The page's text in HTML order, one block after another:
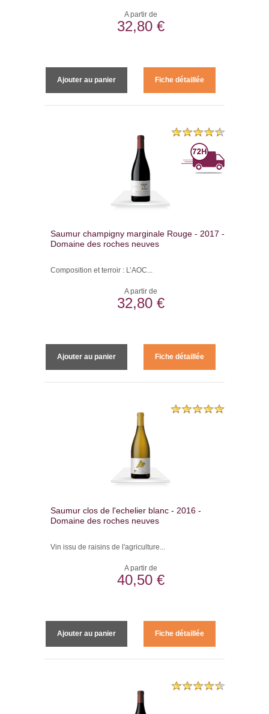
A partir de
32,80 €
Ajouter au panier Fiche détaillée
Saumur champigny marginale Rouge - 2017 -
Domaine des roches neuves
Composition et terroir : L’AOC...
A partir de
32,80 €
Ajouter au panier Fiche détaillée
Saumur clos de l'echelier blanc - 2016 -
Domaine des roches neuves
Vin issu de raisins de l'agriculture...
A partir de
40,50 €
Ajouter au panier Fiche détaillée